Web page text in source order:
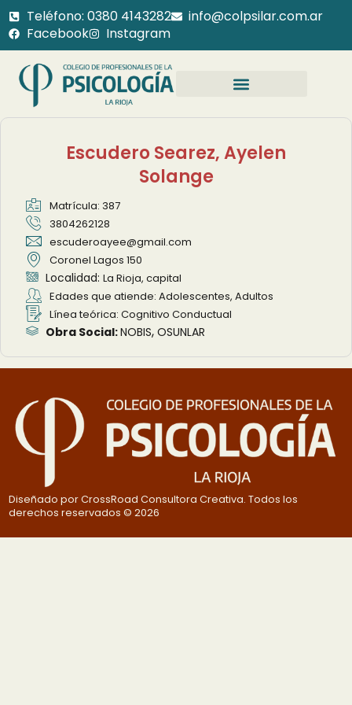
Teléfono: 0380 4143282
info@colpsilar.com.ar
Facebook
Instagram
Escudero Searez, Ayelen
Solange
Matrícula: 387
3804262128
escuderoayee@gmail.com
Coronel Lagos 150
Localidad:La Rioja, capital
Edades que atiende: Adolescentes, Adultos
Línea teórica: Cognitivo Conductual
Obra Social:NOBIS, OSUNLAR
Diseñado por CrossRoad Consultora Creativa. Todos los
derechos reservados © 2026